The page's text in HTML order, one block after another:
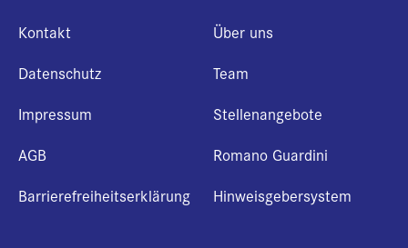
Kontakt
Datenschutz
Impressum
AGB
Barrierefreiheitserklärung
Über uns
Team
Stellenangebote
Romano Guardini
Hinweisgebersystem